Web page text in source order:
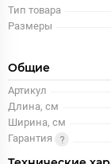
Тип товара
Размеры
Общие
Артикул
Длина, см
Ширина, см
Гарантия